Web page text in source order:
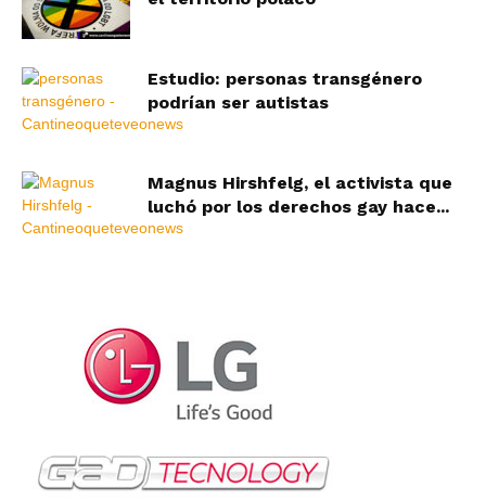
Estudio: personas transgénero
podrían ser autistas
Magnus Hirshfelg, el activista que
luchó por los derechos gay hace...